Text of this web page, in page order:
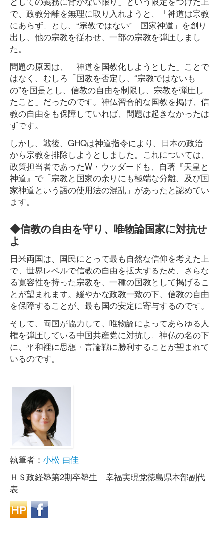
で、政教分離を無理に取り入れようと、「神道は宗教
にあらず」とし、“宗教ではない”「国家神道」を創り
出し、他の宗教を従わせ、一部の宗教を弾圧しまし
た。
問題の原因は、「神道を国教化しようとした」ことで
はなく、むしろ「国教を否定し、“宗教ではないも
の”を国是とし、信教の自由を制限し、宗教を弾圧し
たこと」だったのです。神仏習合的な国教を掲げ、信
教の自由をも保障していれば、問題は起きなかったは
ずです。
しかし、戦後、GHQは神道指令により、日本の政治
から宗教を排除しようとしました。これについては、
政策担当者であったW・ウッダードも、自著『天皇と
神道』で「宗教と国家の余りにも極端な分離、及び国
家神道という語の使用法の混乱」があったと認めてい
ます。
◆信教の自由を守り、唯物論国家に対抗せ
よ
日米両国は、国民にとって最も自然な信仰を考えた上
で、世界レベルで信教の自由を拡大するため、さらな
る寛容性を持った宗教を、一種の国教として掲げるこ
とが望まれます。緩やかな政教一致の下、信教の自由
を保障することが、最も国の安定に寄与するのです。
そして、両国が協力して、唯物論によってあらゆる人
権を弾圧している中国共産党に対抗し、神仏の名の下
に、平和裡に思想・言論戦に勝利することが望まれて
いるのです。
執筆者： 小松 由佳
ＨＳ政経塾第2期卒塾生 幸福実現党徳島県本部副代
表